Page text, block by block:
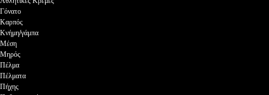
Γόνατο
Καρπός
Κνήμη/γάμπα
Μέση
Μηρός
Πέλμα
Πέλματα
Πήχης